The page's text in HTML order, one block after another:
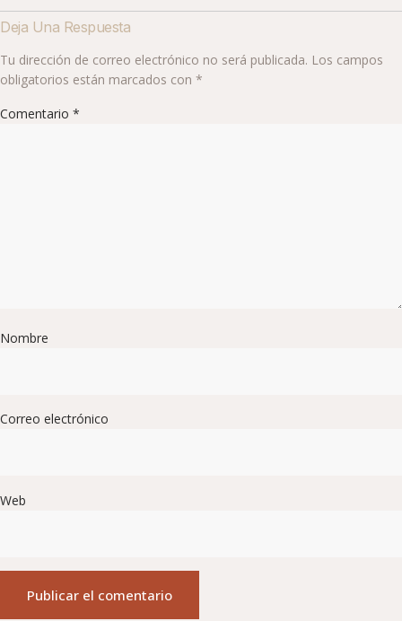
Deja Una Respuesta
Tu dirección de correo electrónico no será publicada. Los campos
obligatorios están marcados con *
Comentario *
Nombre
Correo electrónico
Web